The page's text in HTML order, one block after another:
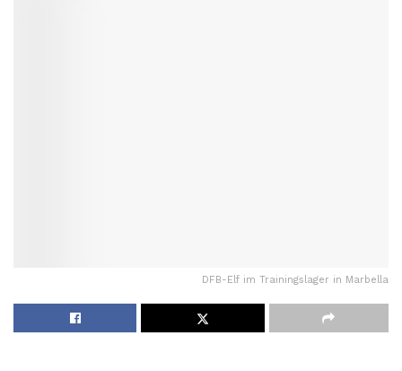
DFB-Elf im Trainingslager in Marbella